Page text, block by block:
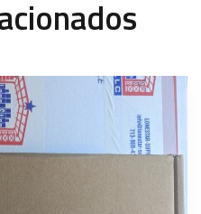
3 left in stock